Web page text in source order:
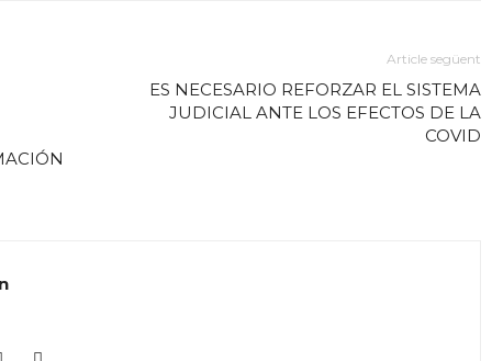
Article següent
ES NECESARIO REFORZAR EL SISTEMA
JUDICIAL ANTE LOS EFECTOS DE LA
COVID